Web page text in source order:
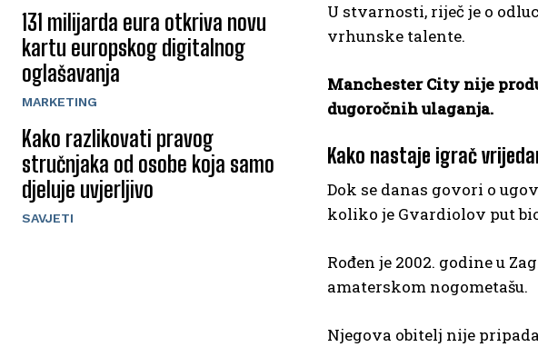
131 milijarda eura otkriva novu
kartu europskog digitalnog
oglašavanja
MARKETING
Kako razlikovati pravog
stručnjaka od osobe koja samo
djeluje uvjerljivo
SAVJETI
U stvarnosti, riječ je o
vrhunske talente.
Manchester City nije
dugoročnih ulaganja.
Kako nastaje igrač
Dok se danas govori o
koliko je Gvardiolov put
Rođen je 2002. godine u
amaterskom nogometašu.
Njegova obitelj nije